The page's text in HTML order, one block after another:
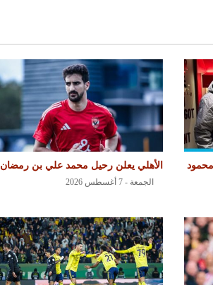
الأهلي يعلن رحيل محمد علي بن رمضان
الجمعة - 7 أغسطس 2026